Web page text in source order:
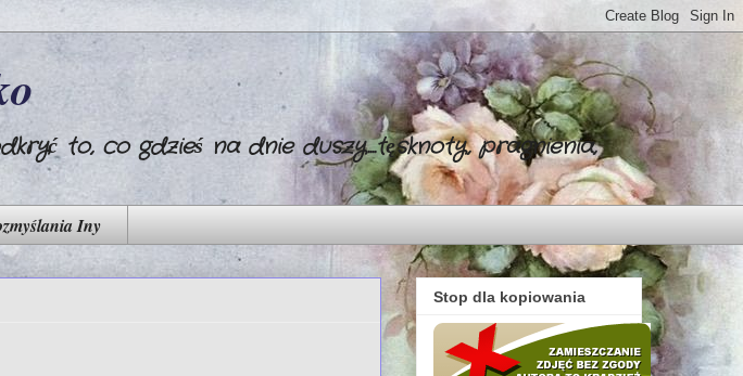
to, co gdzieś na dnie duszy....tęsknoty, pragnienia,
Iny
Stop dla kopiowania